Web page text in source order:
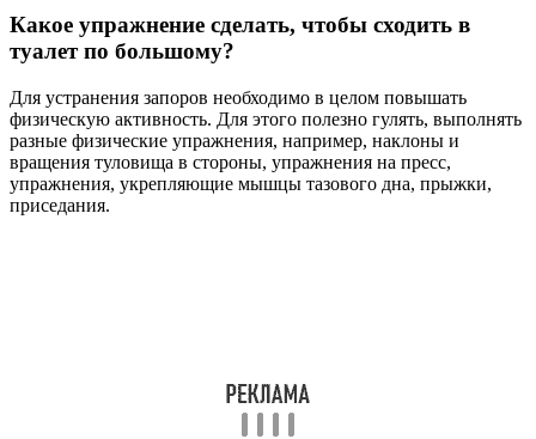
Какое упражнение сделать, чтобы сходить в
туалет по большому?
Для устранения запоров необходимо в целом повышать
физическую активность. Для этого полезно гулять, выполнять
разные физические упражнения, например, наклоны и
вращения туловища в стороны, упражнения на пресс,
упражнения, укрепляющие мышцы тазового дна, прыжки,
приседания.